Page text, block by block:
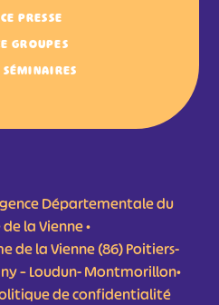
PRESSE
GROUPES
SÉMINAIRES
Départementale du
la Vienne •
de la Vienne (86) Poitiers-
– Loudun- Montmorillon•
de confidentialité